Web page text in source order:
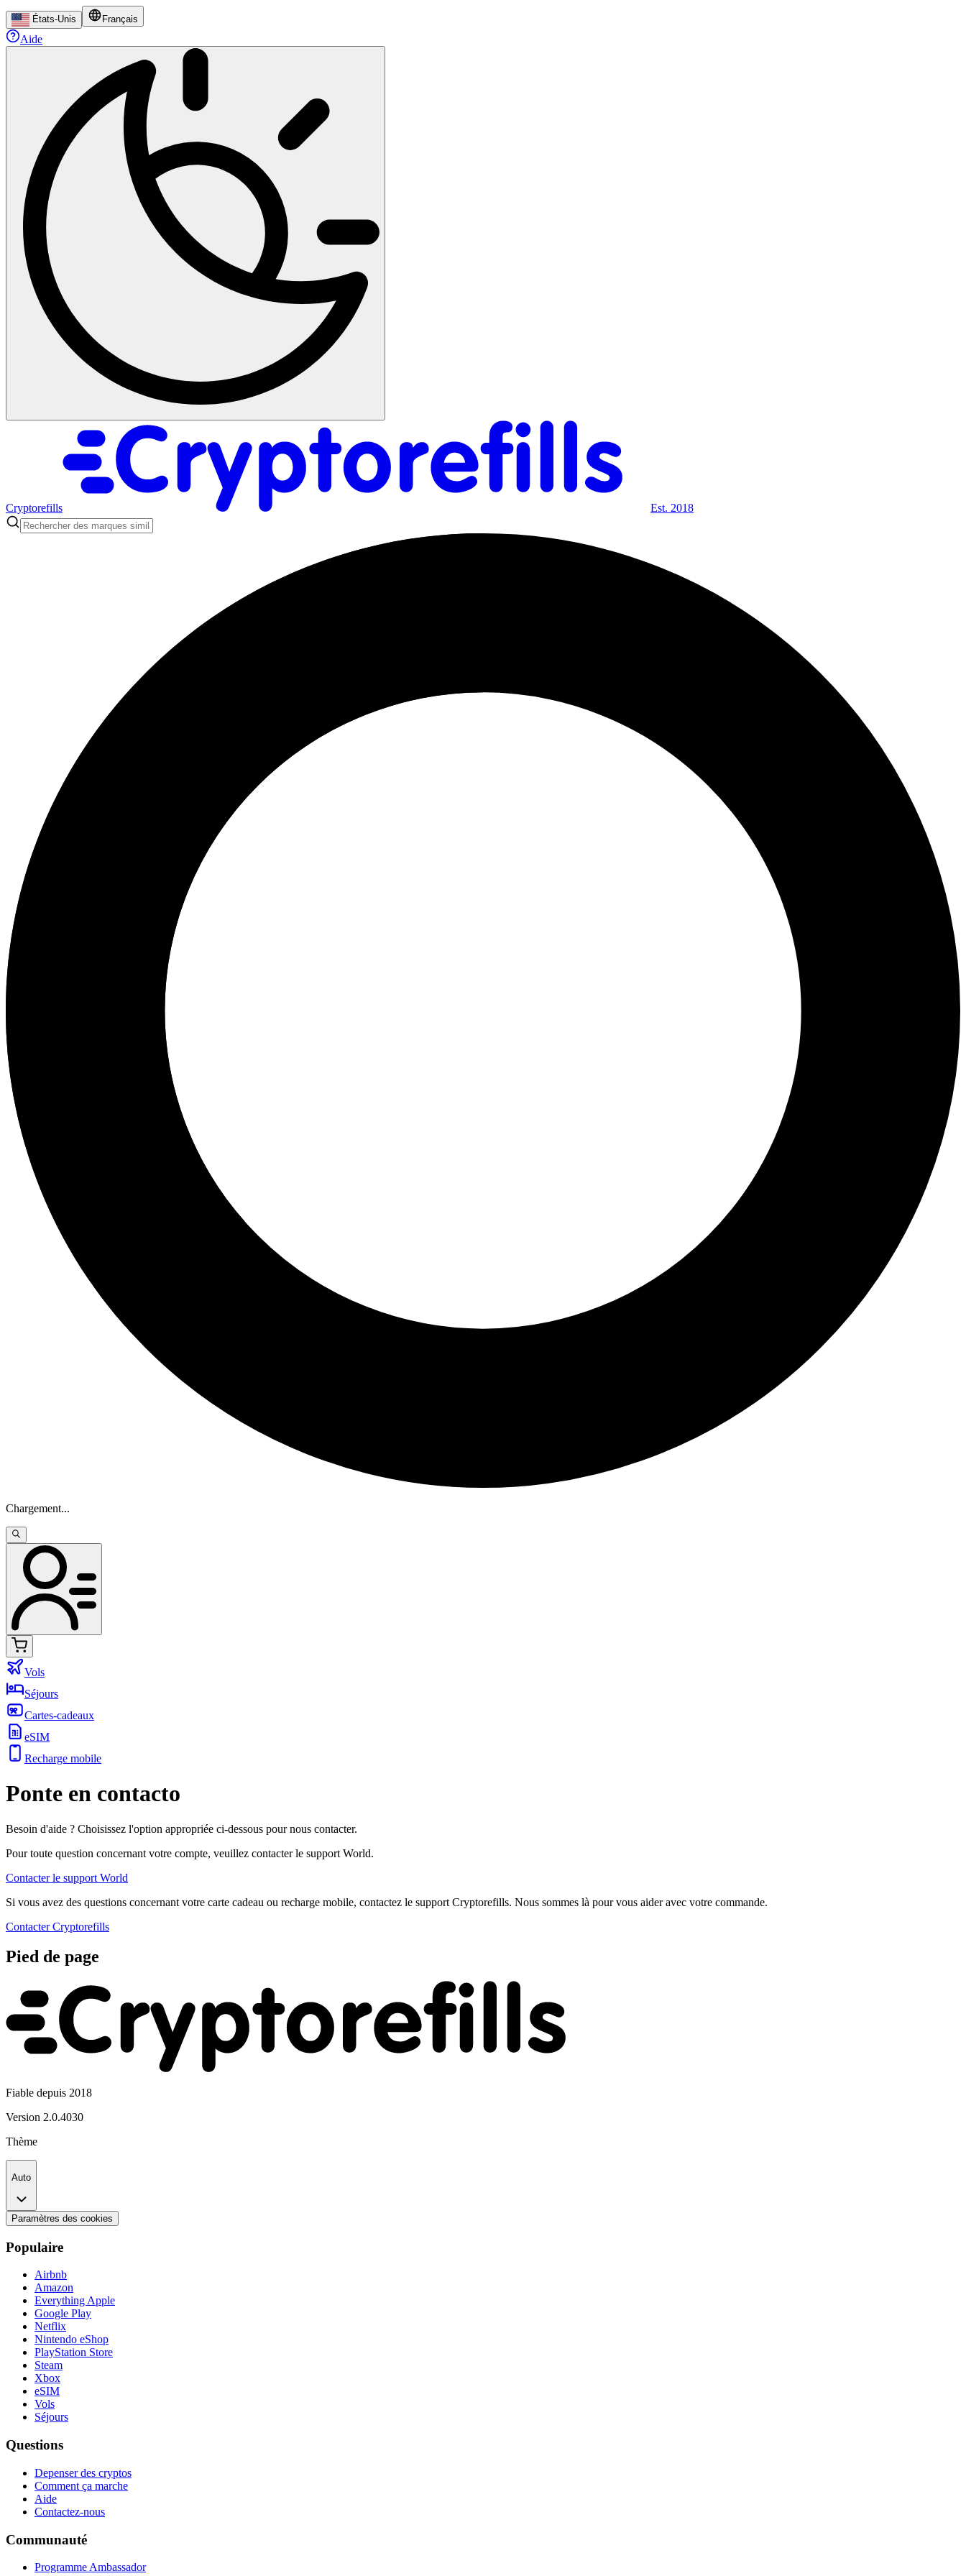
États-Unis Français
Aide
Cryptorefills Est. 2018
Chargement...
Vols
Séjours
Cartes-cadeaux
eSIM
Recharge mobile
Ponte en contacto
Besoin d'aide ? Choisissez l'option appropriée ci-dessous pour nous contacter.
Pour toute question concernant votre compte, veuillez contacter le support World.
Contacter le support World
Si vous avez des questions concernant votre carte cadeau ou recharge mobile, contactez le support Cryptorefills. Nous sommes là pour vous aider avec votre commande.
Contacter Cryptorefills
Pied de page
Fiable depuis 2018
Version 2.0.4030
Thème
Auto
Paramètres des cookies
Populaire
Airbnb
Amazon
Everything Apple
Google Play
Netflix
Nintendo eShop
PlayStation Store
Steam
Xbox
eSIM
Vols
Séjours
Questions
Depenser des cryptos
Comment ça marche
Aide
Contactez-nous
Communauté
Programme Ambassador